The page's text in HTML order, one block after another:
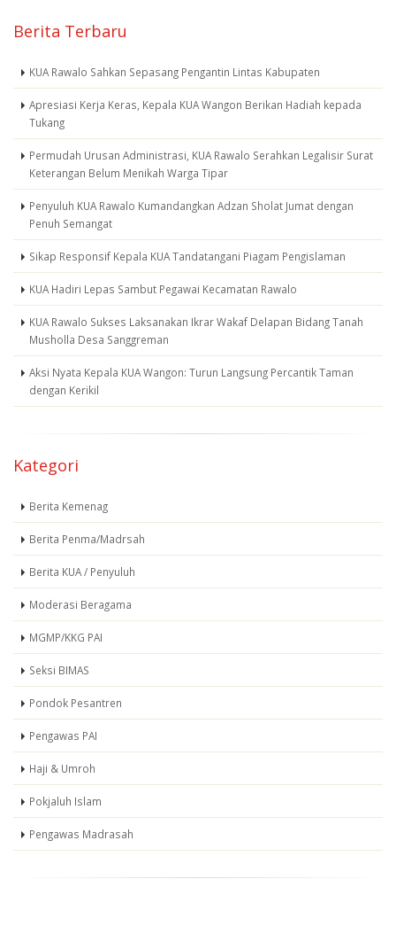
Berita Terbaru
KUA Rawalo Sahkan Sepasang Pengantin Lintas Kabupaten
Apresiasi Kerja Keras, Kepala KUA Wangon Berikan Hadiah kepada
Tukang
Permudah Urusan Administrasi, KUA Rawalo Serahkan Legalisir Surat
Keterangan Belum Menikah Warga Tipar
Penyuluh KUA Rawalo Kumandangkan Adzan Sholat Jumat dengan
Penuh Semangat
Sikap Responsif Kepala KUA Tandatangani Piagam Pengislaman
KUA Hadiri Lepas Sambut Pegawai Kecamatan Rawalo
KUA Rawalo Sukses Laksanakan Ikrar Wakaf Delapan Bidang Tanah
Musholla Desa Sanggreman
Aksi Nyata Kepala KUA Wangon: Turun Langsung Percantik Taman
dengan Kerikil
Kategori
Berita Kemenag
Berita Penma/Madrsah
Berita KUA / Penyuluh
Moderasi Beragama
MGMP/KKG PAI
Seksi BIMAS
Pondok Pesantren
Pengawas PAI
Haji & Umroh
Pokjaluh Islam
Pengawas Madrasah